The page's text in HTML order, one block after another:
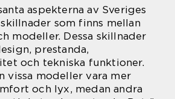
aspekterna av Sveriges
som finns mellan
modeller. Dessa skillnader
prestanda,
och tekniska funktioner.
vissa modeller vara mer
och lyx, medan andra